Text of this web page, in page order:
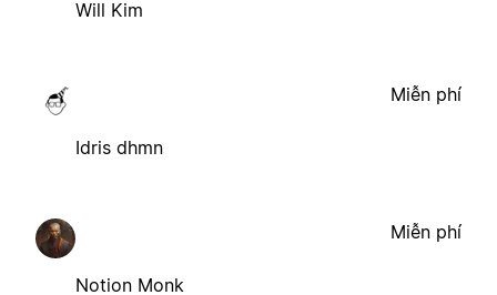
Will Kim
Idris dhmn
Miễn phí
Notion Monk
Miễn phí